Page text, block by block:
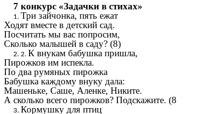
7 конкурс «Задачки в стихах»
Три зайчонка, пять ежат
Ходят вместе в детский сад.
Посчитать мы вас попросим,
Сколько малышей в саду? (8)
К внукам бабушка пришла,
Пирожков им испекла.
По два румяных пирожка
Бабушка каждому внуку дала:
Машеньке, Саше, Аленке, Никите.
А сколько всего пирожков? Подскажите. (8
Кормушку для птиц